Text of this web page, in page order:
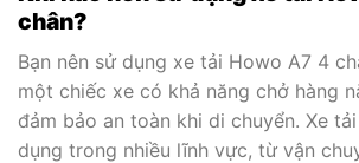
chân?
Bạn nên sử dụng xe tải Howo A7 4
một chiếc xe có khả năng chở hàng
đảm bảo an toàn khi di chuyển. Xe
dụng trong nhiều lĩnh vực, từ vận